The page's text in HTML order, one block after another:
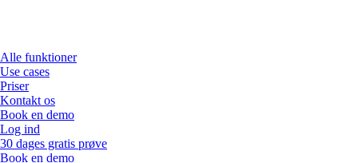
Alle funktioner
Use cases
Priser
Kontakt os
Book en demo
Log ind
30 dages gratis prøve
Book en demo